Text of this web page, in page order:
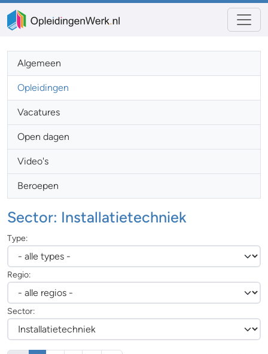
Algemeen
Opleidingen
Vacatures
Open dagen
Video's
Beroepen
Sector: Installatietechniek
Type:
Regio:
Sector: